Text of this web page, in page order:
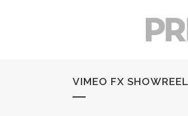
VIMEO FX SHOWREEL